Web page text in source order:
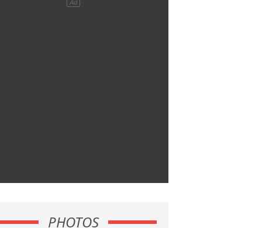
PHOTOS